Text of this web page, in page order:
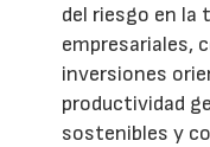
del riesgo en la
empresariales,
inversiones
productividad
sostenibles y